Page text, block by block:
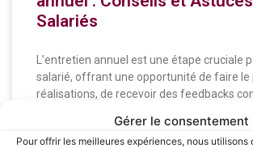
Gérer le consentement
Pour offrir les meilleures expériences, nous utilisons
Salariés
L’entretien annuel est une étape cruciale
salarié, offrant une opportunité de faire le
réalisations, de recevoir des feedbacks